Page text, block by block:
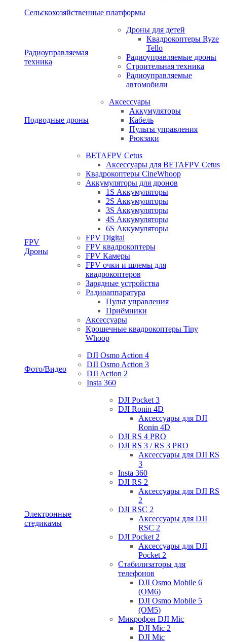
Сельскохозяйственные платформы
Радиоуправляемая
техника
Дроны для детей
Квадрокоптеры Ryze
Tello
Радиоуправляемые дроны
Строительная техника
Радиоуправляемые
автомобили
Подводные дроны
Аксессуары
Аккумуляторы
Кабель
Пульты управления
Рюкзаки
FPV
Дроны
BETAFPV Cetus
Аксессуары для BETAFPV Cetus
Квадрокоптеры CineWhoop
Аккумуляторы для дронов
1S Аккумуляторы
2S Аккумуляторы
3S Аккумуляторы
4S Аккумуляторы
6S Аккумуляторы
FPV Digital
FPV квадрокоптеры
FPV Камеры
FPV очки и шлемы для
квадрокоптеров
Зарядные устройства
Радиоаппаратура
Пульт управления
Приёмники
Аксессуары
Крошечные квадрокоптеры Tiny
Whoop
Фото/Видео
DJI Osmo Action 4
DJI Osmo Action 3
DJI Action 2
Insta 360
Электронные
стедикамы
DJI Pocket 3
DJI Ronin 4D
Аксессуары для DJI
Ronin 4D
DJI RS 4 PRO
DJI RS 3 / RS 3 PRO
Аксессуары для DJI RS
3
Insta 360
DJI RS 2
Аксессуары для DJI RS
2
DJI RSC 2
Аксессуары для DJI
RSC 2
DJI Pocket 2
Аксессуары для DJI
Pocket 2
Стабилизаторы для
телефонов
DJI Osmo Mobile 6
(OM6)
DJI Osmo Mobile 5
(OM5)
Микрофон DJI Mic
DJI Mic 2
DJI Mic